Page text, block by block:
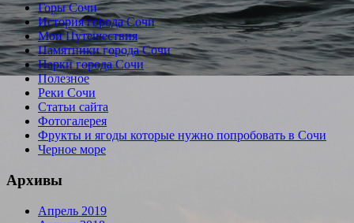
Горы Сочи
История города Сочи
Мои Путешествия
Памятники города Сочи
Парки города Сочи
Полезное
Реки Сочи
Статьи сайта
Фотогалерея
Фрукты и ягоды которые нужно попробовать в Сочи
Черное море
Архивы
Апрель 2019